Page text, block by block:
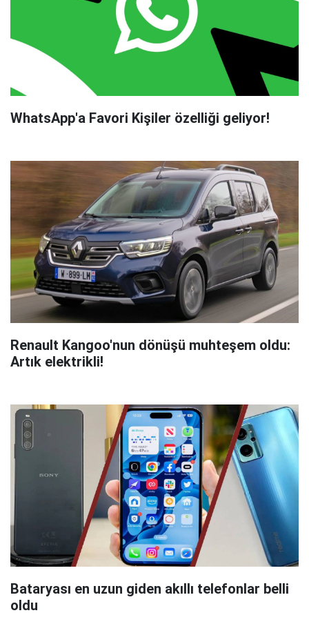
WhatsApp'a Favori Kişiler özelliği geliyor!
Renault Kangoo'nun dönüşü muhteşem oldu:
Artık elektrikli!
Bataryası en uzun giden akıllı telefonlar belli
oldu